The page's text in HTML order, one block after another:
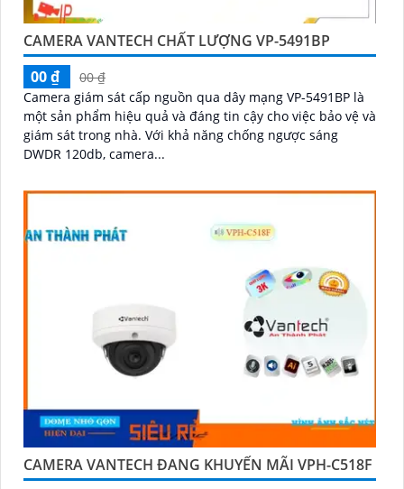
CAMERA VANTECH CHẤT LƯỢNG VP-5491BP
00 ₫
00 ₫
Camera giám sát cấp nguồn qua dây mạng VP-5491BP là
một sản phẩm hiệu quả và đáng tin cậy cho việc bảo vệ và
giám sát trong nhà. Với khả năng chống ngược sáng
DWDR 120db, camera...
CAMERA VANTECH ĐANG KHUYẾN MÃI VPH-C518F